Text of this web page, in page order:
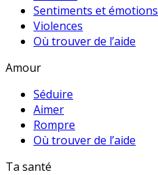
Sentiments et émotions
Violences
Où trouver de l’aide
Amour
Séduire
Aimer
Rompre
Où trouver de l’aide
Ta santé